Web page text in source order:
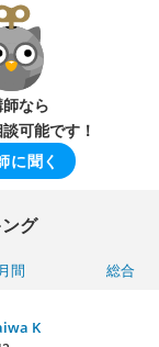
なら
可能です！
に聞く
グ
月間 総合
K